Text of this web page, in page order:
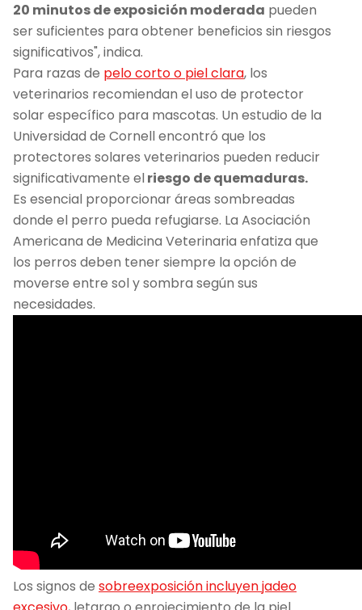
20 minutos de exposición moderada pueden
ser suficientes para obtener beneficios sin riesgos
significativos", indica.
Para razas de pelo corto o piel clara, los
veterinarios recomiendan el uso de protector
solar específico para mascotas. Un estudio de la
Universidad de Cornell encontró que los
protectores solares veterinarios pueden reducir
significativamente elriesgo de quemaduras.
Es esencial proporcionar áreas sombreadas
donde el perro pueda refugiarse. La Asociación
Americana de Medicina Veterinaria enfatiza que
los perros deben tener siempre la opción de
moverse entre sol y sombra según sus
necesidades.
Los signos de sobreexposición incluyen jadeo